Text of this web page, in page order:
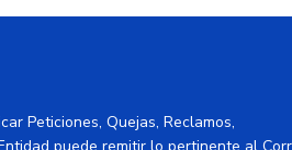
Peticiones, Quejas, Reclamos,